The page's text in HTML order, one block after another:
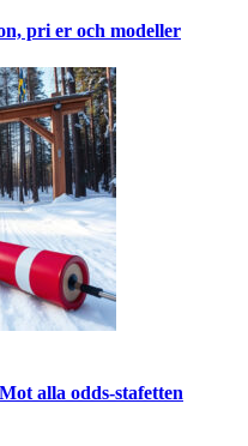
pri er och modeller
alla odds-stafetten